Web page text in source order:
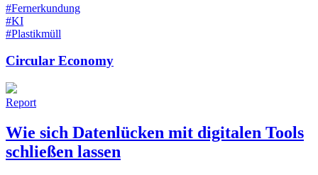
#Fernerkundung
#KI
#Plastikmüll
Circular Economy
Report
Wie sich Datenlücken mit digitalen Tools
schließen lassen